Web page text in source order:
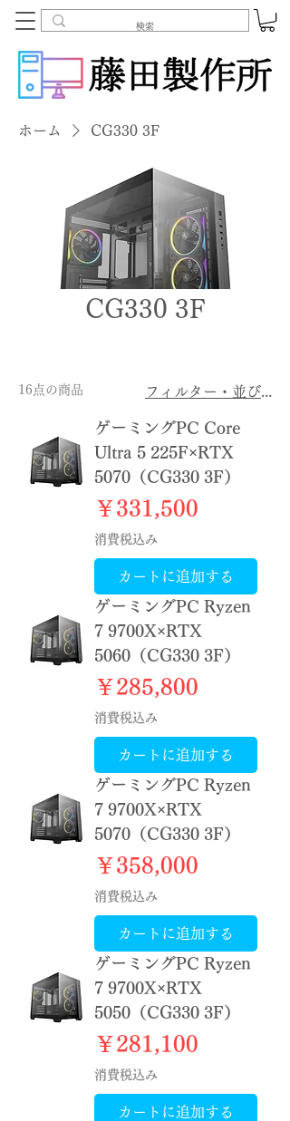
ホーム CG330 3F
CG330 3F
16点の商品 フィルター・並び替え
ゲーミングPC Core
Ultra 5 225F×RTX
5070（CG330 3F）
価格
￥331,500
消費税込み
カートに追加する
ゲーミングPC Ryzen
7 9700X×RTX
5060（CG330 3F）
価格
￥285,800
消費税込み
カートに追加する
ゲーミングPC Ryzen
7 9700X×RTX
5070（CG330 3F）
価格
￥358,000
消費税込み
カートに追加する
ゲーミングPC Ryzen
7 9700X×RTX
5050（CG330 3F）
価格
￥281,100
消費税込み
カートに追加する